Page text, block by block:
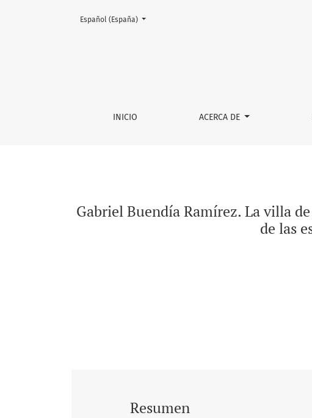
Gabriel Buendía Ramírez. La villa de Irapuato en el
INICIO ACERCA DE
Cambiar el idioma. El actual es:
Español (España)
Gabriel Buendía Ramírez. La villa
de las
Resumen